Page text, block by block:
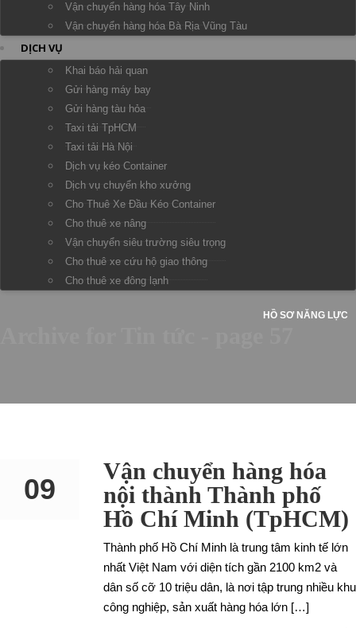
Vận chuyển hàng hóa Tây Ninh
Vận chuyển hàng hóa Bà Rịa Vũng Tàu
DỊCH VỤ
Khai báo hải quan
Gửi hàng máy bay
Gửi hàng tàu hỏa
Taxi tải TpHCM
Taxi tải Hà Nội
Dịch vụ kéo Container
Dịch vụ chuyển kho xưởng
Cho Thuê Xe Đầu Kéo Container
Cho thuê xe nâng
Vận chuyển siêu trường siêu trọng
Cho thuê xe cứu hộ giao thông
Cho thuê xe đông lạnh
HỒ SƠ NĂNG LỰC
09
Vận chuyển hàng hóa
nội thành Thành phố
Hồ Chí Minh (TpHCM)
Thành phố Hồ Chí Minh là trung tâm kinh tế lớn
nhất Việt Nam với diện tích gần 2100 km2 và
dân số cỡ 10 triệu dân, là nơi tập trung nhiều khu
công nghiệp, sản xuất hàng hóa lớn […]